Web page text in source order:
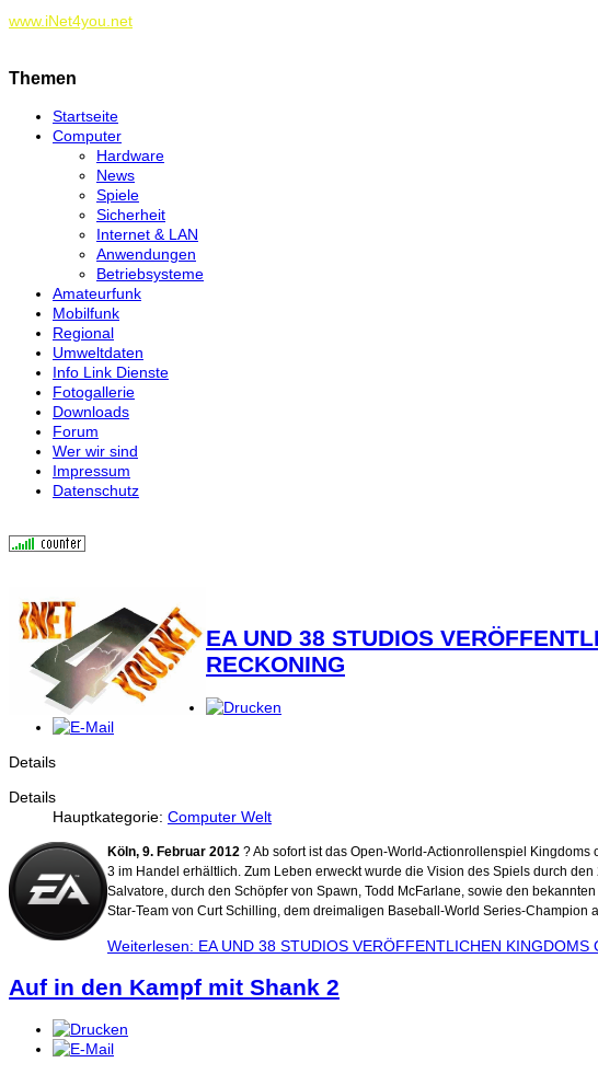
www.iNet4you.net
Themen
Startseite
Computer
Hardware
News
Spiele
Sicherheit
Internet & LAN
Anwendungen
Betriebsysteme
Amateurfunk
Mobilfunk
Regional
Umweltdaten
Info Link Dienste
Fotogallerie
Downloads
Forum
Wer wir sind
Impressum
Datenschutz
EA UND 38 STUDIOS
RECKONING
Details
Details
Hauptkategorie: Computer Welt
Köln, 9. Februar 2012 ? Ab sofort ist das Open-World-Actionrollenspiel
3 im Handel erhältlich. Zum Leben erweckt wurde die Vision des Spiels durch
Salvatore, durch den Schöpfer von Spawn, Todd McFarlane, sowie den
Star-Team von Curt Schilling, dem dreimaligen Baseball-World Series-Champion
Weiterlesen: EA UND 38 STUDIOS VERÖFFENTLICHEN KINGDOMS
Auf in den Kampf mit Shank 2